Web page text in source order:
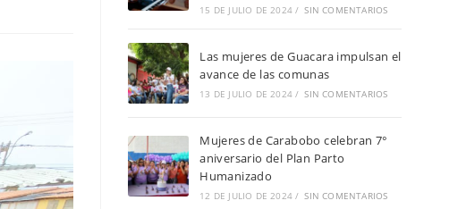
15 DE JULIO DE 2024 / SIN COMENTARIOS
Las mujeres de Guacara impulsan el
avance de las comunas
13 DE JULIO DE 2024 / SIN COMENTARIOS
Mujeres de Carabobo celebran 7°
aniversario del Plan Parto
Humanizado
12 DE JULIO DE 2024 / SIN COMENTARIOS